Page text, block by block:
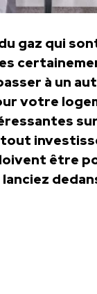
gaz qui
à un
votre
être